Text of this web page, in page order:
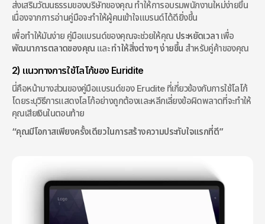
ส่งเสริมวัฒนธรรมของบริษัทของคุณ ทำให้การอบรมพนักงานใหม่ง่ายขึ้น
เนื่องจากการอ่านคู่มือจะทำให้ผู้คนเข้าใจแบรนด์ได้ดียิ่งขึ้น
เพื่อทำให้มันง่าย คู่มือแบรนด์ของคุณจะช่วยให้คุณ ประหยัดเวลา
พัฒนาการตลาดของคุณ และ ทำให้สิ่งต่างๆ ง่ายขึ้น สำหรับคู่ค้าของคุณ
2) แนวทางการใช้โลโก้ของ Euridite
นี่คือหน้าบางส่วนของคู่มือแบรนด์ของ Erudite ที่เกี่ยวข้องกับการใช้โลโก้
โดยระบุวิธีการแสดงโลโก้อย่างถูกต้องและหลีกเลี่ยงข้อผิดพลาดที่จะทำให้
คุณเสียเงินในตอนท้าย
“คุณมีโอกาสเพียงครั้งเดียวในการสร้างความประทับใจแรกที่ดี”